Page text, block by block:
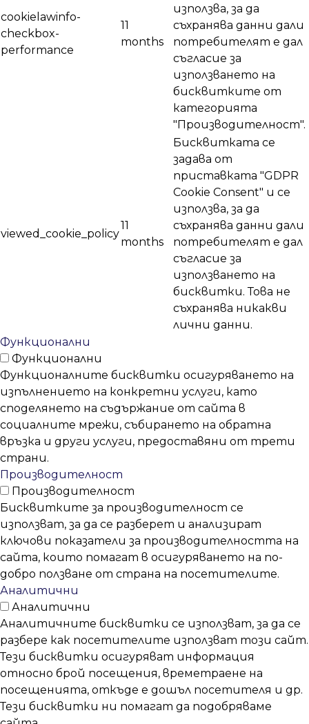
cookielawinfo-
checkbox-
performance
11
months
използва, за да
съхранява данни дали
потребителят е дал
съгласие за
използването на
бисквитките от
категорията
"Производителност".
viewed_cookie_policy
11
months
Бисквитката се
задава от
приставката "GDPR
Cookie Consent" и се
използва, за да
съхранява данни дали
потребителят е дал
съгласие за
използването на
бисквитки. Това не
съхранява никакви
лични данни.
Функционални
Функционални
Функционалните бисквитки осигуряването на
изпълнението на конкретни услуги, като
споделянето на съдържание от сайта в
социалните мрежи, събирането на обратна
връзка и други услуги, предоставяни от трети
страни.
Производителност
Производителност
Бисквитките за производителност се
използват, за да се разберет и анализират
ключови показатели за производителността на
сайта, които помагат в осигуряването на по-
добро ползване от страна на посетителите.
Аналитични
Аналитични
Аналитичните бисквитки се използват, за да се
разбере как посетителите използват този сайт.
Тези бисквитки осигуряват информация
относно брой посещения, времетраене на
посещенията, откъде е дошъл посетителя и др.
Тези бисквитки ни помагат да подобряваме